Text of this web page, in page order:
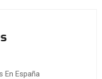
En España